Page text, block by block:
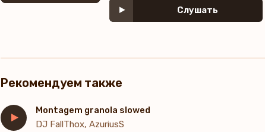
Слушать
Рекомендуем также
Montagem granola slowed
DJ FallThox, AzuriusS